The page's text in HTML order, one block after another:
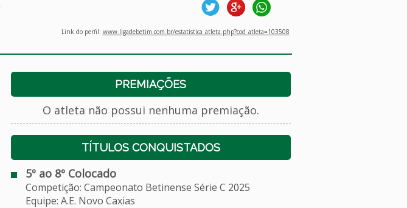
Link do perfil: www.ligadebetim.com.br/estatistica_atleta.php?cod_atleta=103508
PREMIAÇÕES
O atleta não possui nenhuma premiação.
TÍTULOS CONQUISTADOS
5º ao 8º Colocado
Competição: Campeonato Betinense Série C 2025
Equipe: A.E. Novo Caxias